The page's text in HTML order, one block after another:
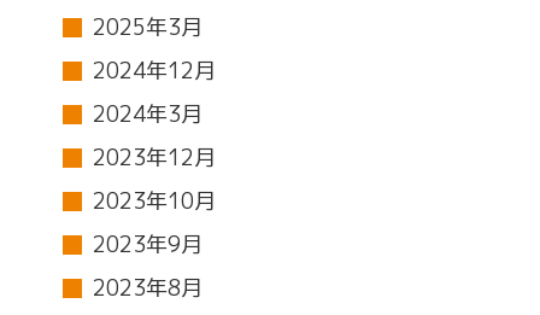
2025年3月
2024年12月
2024年3月
2023年12月
2023年10月
2023年9月
2023年8月